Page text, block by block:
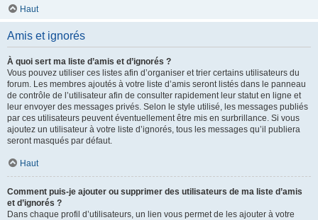
Haut
Amis et ignorés
À quoi sert ma liste d’amis et d’ignorés ?
Vous pouvez utiliser ces listes afin d’organiser et trier certains utilisateurs du
forum. Les membres ajoutés à votre liste d’amis seront listés dans le panneau
de contrôle de l’utilisateur afin de consulter rapidement leur statut en ligne et
leur envoyer des messages privés. Selon le style utilisé, les messages publiés
par ces utilisateurs peuvent éventuellement être mis en surbrillance. Si vous
ajoutez un utilisateur à votre liste d’ignorés, tous les messages qu’il publiera
seront masqués par défaut.
Haut
Comment puis-je ajouter ou supprimer des utilisateurs de ma liste d’amis
et d’ignorés ?
Dans chaque profil d’utilisateurs, un lien vous permet de les ajouter à votre